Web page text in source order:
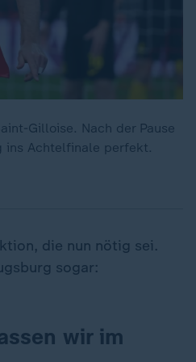
Gilloise. Nach der Pause
ins Achtelfinale perfekt.
die nun nötig sei.
sogar:
wir im